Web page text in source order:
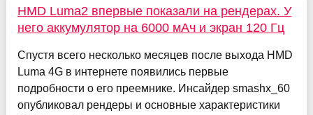
HMD Luma2 впервые показали на рендерах. У
него аккумулятор на 6000 мАч и экран 120 Гц
Спустя всего несколько месяцев после выхода HMD
Luma 4G в интернете появились первые
подробности о его преемнике. Инсайдер smashx_60
опубликовал рендеры и основные характеристики